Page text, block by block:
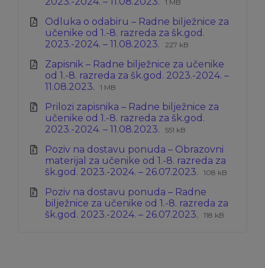
pdf
1 MB
Odluka o odabiru – Radne bilježnice za
učenike od 1.-8. razreda za šk.god.
2023.-2024. – 11.08.2023. Ekstenzija
pdf
Veličina
227 kB
Zapisnik – Radne bilježnice za učenike
od 1.-8. razreda za šk.god. 2023.-2024. –
11.08.2023. Ekstenzija
pdf
Veličina
1 MB
Prilozi zapisnika – Radne bilježnice za
učenike od 1.-8. razreda za šk.god.
2023.-2024. – 11.08.2023. Ekstenzija
zip
Veličina
551 kB
Poziv na dostavu ponuda – Obrazovni
materijal za učenike od 1.-8. razreda za
šk.god. 2023.-2024. – 26.07.2023. Ekstenzija
zip
Veličina
108 kB
Poziv na dostavu ponuda – Radne
bilježnice za učenike od 1.-8. razreda za
šk.god. 2023.-2024. – 26.07.2023. Ekstenzija
Veličina
118 kB